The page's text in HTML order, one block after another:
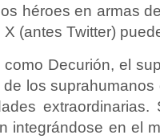
héroes en armas
(antes Twitter)
Decurión, el
los suprahumanos
extraordinarias.
integrándose en el